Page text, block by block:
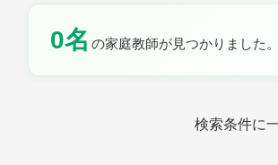
0名 の家庭教師が見つかりました。
検索条件に
土曜日 日曜日